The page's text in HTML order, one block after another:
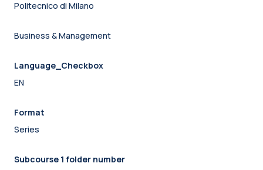
Politecnico di Milano
Business & Management
Language_Checkbox
EN
Format
Series
Subcourse 1 folder number